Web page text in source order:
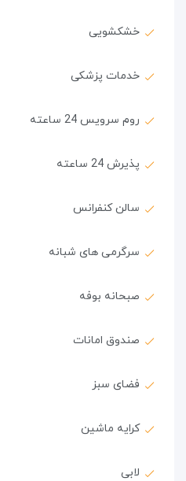
خشکشویی
خدمات پزشکی
روم سرویس 24 ساعته
پذیرش 24 ساعته
سالن کنفرانس
سرگرمی های شبانه
صبحانه بوفه
صندوق امانات
فضای سبز
کرایه ماشین
لابی